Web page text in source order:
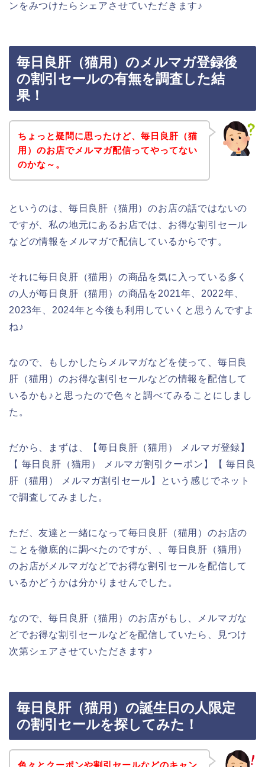
ンをみつけたらシェアさせていただきます♪
毎日良肝（猫用）のメルマガ登録後
の割引セールの有無を調査した結
果！
ちょっと疑問に思ったけど、毎日良肝（猫
用）のお店でメルマガ配信ってやってない
のかな～。
というのは、毎日良肝（猫用）のお店の話ではないの
ですが、私の地元にあるお店では、お得な割引セール
などの情報をメルマガで配信しているからです。
それに毎日良肝（猫用）の商品を気に入っている多く
の人が毎日良肝（猫用）の商品を2021年、2022年、
2023年、2024年と今後も利用していくと思うんですよ
ね♪
なので、もしかしたらメルマガなどを使って、毎日良
肝（猫用）のお得な割引セールなどの情報を配信して
いるかも♪と思ったので色々と調べてみることにしまし
た。
だから、まずは、【毎日良肝（猫用） メルマガ登録】
【 毎日良肝（猫用） メルマガ割引クーポン】【 毎日良
肝（猫用） メルマガ割引セール】という感じでネット
で調査してみました。
ただ、友達と一緒になって毎日良肝（猫用）のお店の
ことを徹底的に調べたのですが、、毎日良肝（猫用）
のお店がメルマガなどでお得な割引セールを配信して
いるかどうかは分かりませんでした。
なので、毎日良肝（猫用）のお店がもし、メルマガな
どでお得な割引セールなどを配信していたら、見つけ
次第シェアさせていただきます♪
毎日良肝（猫用）の誕生日の人限定
の割引セールを探してみた！
色々とクーポンや割引セールなどのキャン